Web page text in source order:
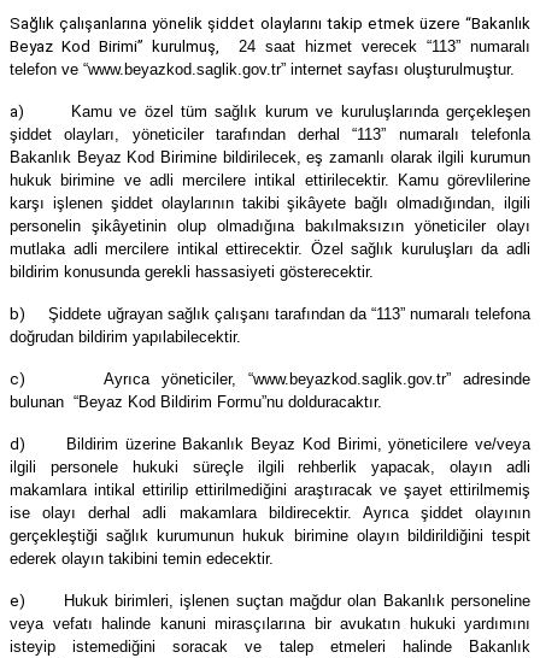
Sağlık çalışanlarına yönelik şiddet olaylarını takip etmek üzere “Bakanlık
Beyaz Kod Birimi” kurulmuş,
24 saat hizmet verecek “113” numaralı
telefon ve “www.beyazkod.saglik.gov.tr” internet sayfası oluşturulmuştur.
a)
Kamu ve özel tüm sağlık kurum ve kuruluşlarında gerçekleşen
şiddet olayları, yöneticiler tarafından derhal “113” numaralı telefonla
Bakanlık Beyaz Kod Birimine bildirilecek, eş zamanlı olarak ilgili kurumun
hukuk birimine ve adli mercilere intikal ettirilecektir. Kamu görevlilerine
karşı işlenen şiddet olaylarının takibi şikâyete bağlı olmadığından, ilgili
personelin şikâyetinin olup olmadığına bakılmaksızın yöneticiler olayı
mutlaka adli mercilere intikal ettirecektir. Özel sağlık kuruluşları da adli
bildirim konusunda gerekli hassasiyeti gösterecektir.
b)
Şiddete uğrayan sağlık çalışanı tarafından da “113” numaralı telefona
doğrudan bildirim yapılabilecektir.
c)
Ayrıca yöneticiler, “www.beyazkod.saglik.gov.tr” adresinde
bulunan “Beyaz Kod Bildirim Formu”nu dolduracaktır.
d)
Bildirim üzerine Bakanlık Beyaz Kod Birimi, yöneticilere ve/veya
ilgili personele hukuki süreçle ilgili rehberlik yapacak, olayın adli
makamlara intikal ettirilip ettirilmediğini araştıracak ve şayet ettirilmemiş
ise olayı derhal adli makamlara bildirecektir. Ayrıca şiddet olayının
gerçekleştiği sağlık kurumunun hukuk birimine olayın bildirildiğini tespit
ederek olayın takibini temin edecektir.
e)
Hukuk birimleri, işlenen suçtan mağdur olan Bakanlık personeline
veya vefatı halinde kanuni mirasçılarına bir avukatın hukuki yardımını
isteyip istemediğini soracak ve talep etmeleri halinde Bakanlık